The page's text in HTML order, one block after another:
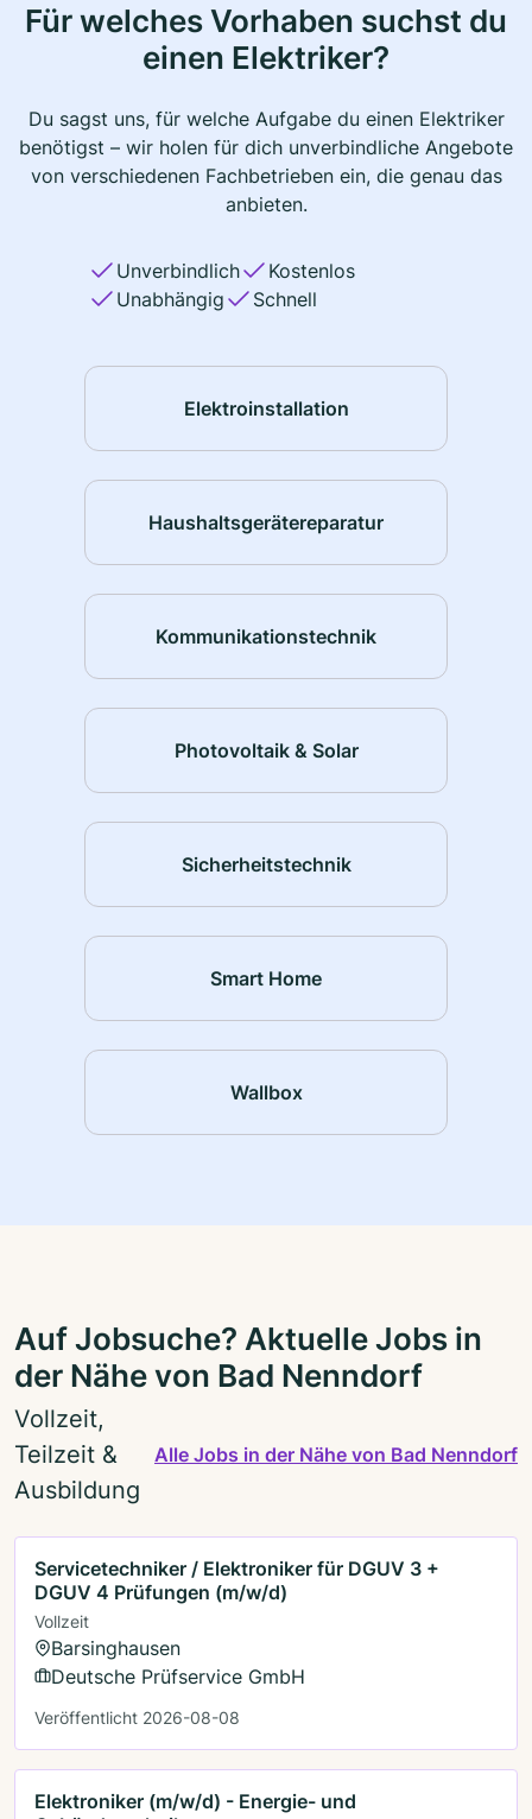
Für welches Vorhaben suchst du
einen Elektriker?
Du sagst uns, für welche Aufgabe du einen Elektriker
benötigst – wir holen für dich unverbindliche Angebote
von verschiedenen Fachbetrieben ein, die genau das
anbieten.
Unverbindlich
Kostenlos
Unabhängig
Schnell
Elektroinstallation
Haushaltsgerätereparatur
Kommunikationstechnik
Photovoltaik & Solar
Sicherheitstechnik
Smart Home
Wallbox
Auf Jobsuche? Aktuelle Jobs in
der Nähe von Bad Nenndorf
Vollzeit,
Teilzeit &
Ausbildung
Alle Jobs in der Nähe von Bad Nenndorf
Servicetechniker / Elektroniker für DGUV 3 +
DGUV 4 Prüfungen (m/w/d)
Vollzeit
Barsinghausen
Deutsche Prüfservice GmbH
Veröffentlicht 2026-08-08
Elektroniker (m/w/d) - Energie- und